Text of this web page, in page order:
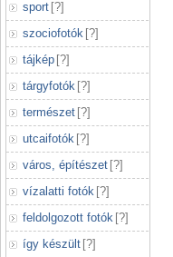
sport [?]
szociofotók [?]
tájkép [?]
tárgyfotók [?]
természet [?]
utcaifotók [?]
város, építészet [?]
vízalatti fotók [?]
feldolgozott fotók [?]
így készült [?]